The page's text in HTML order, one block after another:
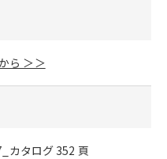
ら ＞＞
カタログ 352 頁